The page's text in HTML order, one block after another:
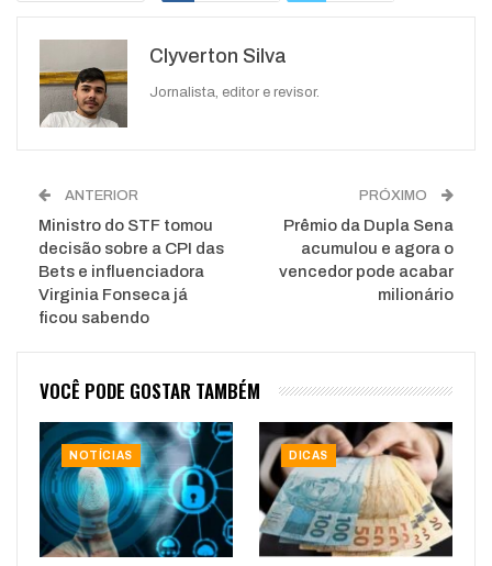
WhatsApp
Clyverton Silva
Jornalista, editor e revisor.
ANTERIOR
Ministro do STF tomou
decisão sobre a CPI das
Bets e influenciadora
Virginia Fonseca já
ficou sabendo
PRÓXIMO
Prêmio da Dupla Sena
acumulou e agora o
vencedor pode acabar
milionário
VOCÊ PODE GOSTAR TAMBÉM
NOTÍCIAS DICAS